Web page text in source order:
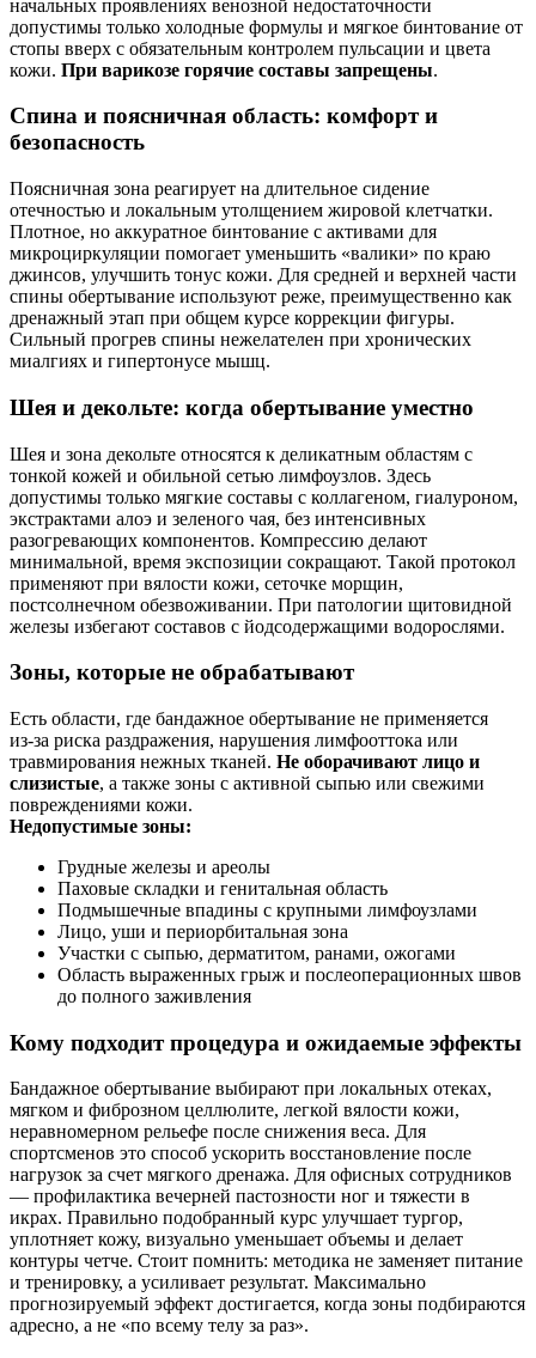
начальных проявлениях венозной недостаточности
допустимы только холодные формулы и мягкое бинтование от
стопы вверх с обязательным контролем пульсации и цвета
кожи. При варикозе горячие составы запрещены.
Спина и поясничная область: комфорт и
безопасность
Поясничная зона реагирует на длительное сидение
отечностью и локальным утолщением жировой клетчатки.
Плотное, но аккуратное бинтование с активами для
микроциркуляции помогает уменьшить «валики» по краю
джинсов, улучшить тонус кожи. Для средней и верхней части
спины обертывание используют реже, преимущественно как
дренажный этап при общем курсе коррекции фигуры.
Сильный прогрев спины нежелателен при хронических
миалгиях и гипертонусе мышц.
Шея и декольте: когда обертывание уместно
Шея и зона декольте относятся к деликатным областям с
тонкой кожей и обильной сетью лимфоузлов. Здесь
допустимы только мягкие составы с коллагеном, гиалуроном,
экстрактами алоэ и зеленого чая, без интенсивных
разогревающих компонентов. Компрессию делают
минимальной, время экспозиции сокращают. Такой протокол
применяют при вялости кожи, сеточке морщин,
постсолнечном обезвоживании. При патологии щитовидной
железы избегают составов с йодсодержащими водорослями.
Зоны, которые не обрабатывают
Есть области, где бандажное обертывание не применяется
из‑за риска раздражения, нарушения лимфооттока или
травмирования нежных тканей. Не оборачивают лицо и
слизистые, а также зоны с активной сыпью или свежими
повреждениями кожи.
Недопустимые зоны:
Грудные железы и ареолы
Паховые складки и генитальная область
Подмышечные впадины с крупными лимфоузлами
Лицо, уши и периорбитальная зона
Участки с сыпью, дерматитом, ранами, ожогами
Область выраженных грыж и послеоперационных швов
до полного заживления
Кому подходит процедура и ожидаемые эффекты
Бандажное обертывание выбирают при локальных отеках,
мягком и фиброзном целлюлите, легкой вялости кожи,
неравномерном рельефе после снижения веса. Для
спортсменов это способ ускорить восстановление после
нагрузок за счет мягкого дренажа. Для офисных сотрудников
— профилактика вечерней пастозности ног и тяжести в
икрах. Правильно подобранный курс улучшает тургор,
уплотняет кожу, визуально уменьшает объемы и делает
контуры четче. Стоит помнить: методика не заменяет питание
и тренировку, а усиливает результат. Максимально
прогнозируемый эффект достигается, когда зоны подбираются
адресно, а не «по всему телу за раз».